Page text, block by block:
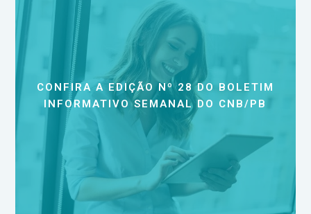
CONFIRA A EDIÇÃO Nº 28 DO BOLETIM
INFORMATIVO SEMANAL DO CNB/PB